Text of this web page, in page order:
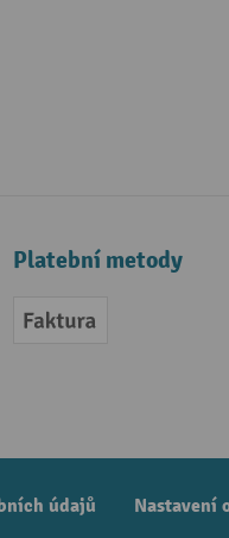
Platební metody
Faktura
údajů Nastavení